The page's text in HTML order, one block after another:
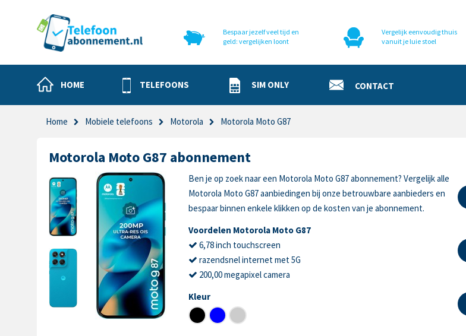
Bespaar jezelf veel tijd en
geld: vergelijken loont
Vergelijk eenvoudig thuis
vanuit je luie stoel
HOME TELEFOONS SIM ONLY CONTACT
Home Mobiele telefoons Motorola Motorola Moto G87
Motorola Moto G87 abonnement
Ben je op zoek naar een Motorola Moto G87 abonnement? Vergelijk alle
Motorola Moto G87 aanbiedingen bij onze betrouwbare aanbieders en
bespaar binnen enkele klikken op de kosten van je abonnement.
Voordelen Motorola Moto G87
6,78 inch touchscreen
razendsnel internet met 5G
200,00 megapixel camera
Kleur